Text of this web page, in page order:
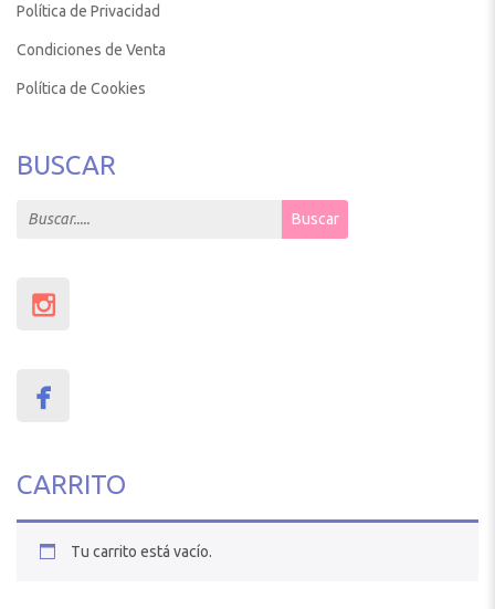
Política de Privacidad
Condiciones de Venta
Política de Cookies
BUSCAR
Search for: Buscar
CARRITO
Tu carrito está vacío.